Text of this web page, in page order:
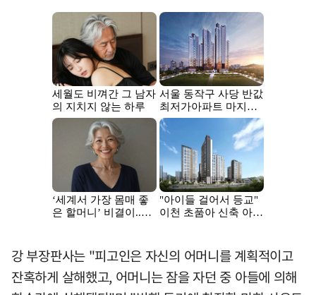
강 부장판사는 "피고인은 자신의 어머니를 계획적이고
잔혹하게 살해했고, 어머니는 잠을 자던 중 아들에 의해